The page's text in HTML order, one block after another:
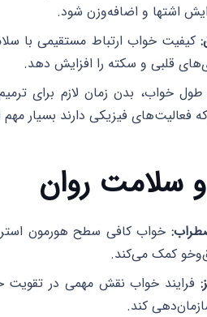
اشتها و اضافه‌وزن شود.
کیفیت خواب ارتباط مستقیمی با
قلبی و سکته را افزایش دهد.
طول خواب، بدن زمان لازم برای
که فعالیت‌های فیزیکی دارند بسیار
سلامت روان
خواب کافی سطح هورمون
کمک می‌کند.
فرایند خواب نقش مهمی در تقویت
کند.